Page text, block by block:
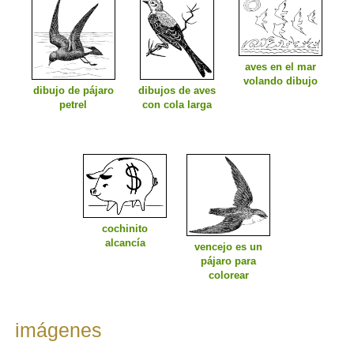
dibujo de pájaro
petrel
dibujos de aves
con cola larga
aves en el mar
volando dibujo
cochinito
alcancía
vencejo es un
pájaro para
colorear
imágenes